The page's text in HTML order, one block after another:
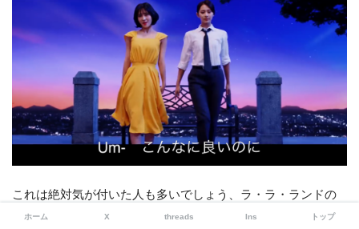
これは絶対気が付いた人も多いでしょう、ラ・ラ・ランドの
ワンシーンですね。ていうかそのもの！！(笑)モモちゃんとツ
ホーム X threads Ins トップ